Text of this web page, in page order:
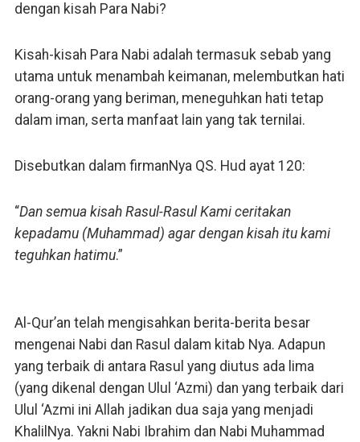
dengan kisah Para Nabi?
Kisah-kisah Para Nabi adalah termasuk sebab yang
utama untuk menambah keimanan, melembutkan hati
orang-orang yang beriman, meneguhkan hati tetap
dalam iman, serta manfaat lain yang tak ternilai.
Disebutkan dalam firmanNya QS. Hud ayat 120:
“Dan semua kisah Rasul-Rasul Kami ceritakan
kepadamu (Muhammad) agar dengan kisah itu kami
teguhkan hatimu.”
Al-Qur’an telah mengisahkan berita-berita besar
mengenai Nabi dan Rasul dalam kitab Nya. Adapun
yang terbaik di antara Rasul yang diutus ada lima
(yang dikenal dengan Ulul ‘Azmi) dan yang terbaik dari
Ulul ‘Azmi ini Allah jadikan dua saja yang menjadi
KhalilNya. Yakni Nabi Ibrahim dan Nabi Muhammad